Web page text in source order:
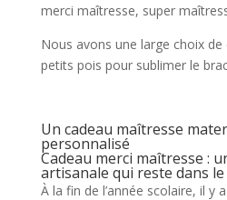
merci maîtresse, super
Nous avons une large choix
petits pois pour sublimer le
Un cadeau maîtresse
personnalisé
Cadeau merci maîtresse :
artisanale qui reste dans
À la fin de l’année scolaire, il y